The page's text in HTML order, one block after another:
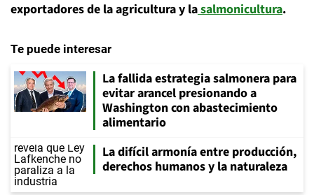
exportadores de la agricultura y lasalmonicultura.
Te puede interesar
La fallida estrategia salmonera para
evitar arancel presionando a
Washington con abastecimiento
alimentario
La difícil armonía entre producción,
derechos humanos y la naturaleza